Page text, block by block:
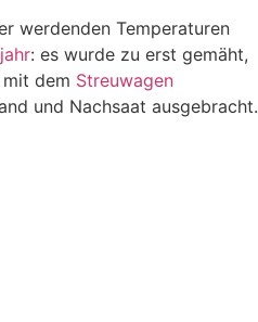
werdenden Temperaturen
: es wurde zu erst gemäht,
dem Streuwagen
und Nachsaat ausgebracht.